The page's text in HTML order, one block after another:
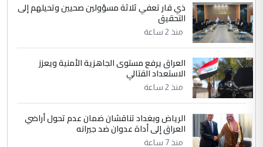
ذي قار تعفي ثلاثة مسؤولين صحيين وتحيلهم إلى
التحقيق
منذ 2 ساعة
العراق يرفع مستوى الجاهزية الأمنية ويعزز
الاستعداد القتالي
منذ 2 ساعة
الرياض وبغداد تناقشان ضمان عدم تحول أراضي
العراق إلى أداة عدوان ضد جيرانه
منذ 7 ساعة